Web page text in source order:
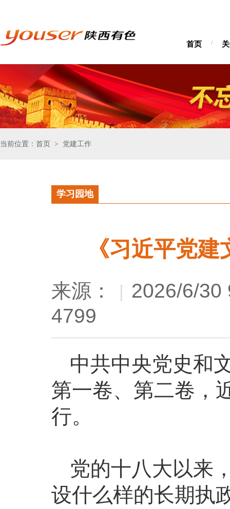
首页 /
当前位置：首页 > 党建工作
学习园地
《习近平党
来源： | 2026/6/30
4799
中共中央党史和
第一卷、第二卷，
行。
党的十八大以来
设什么样的长期执